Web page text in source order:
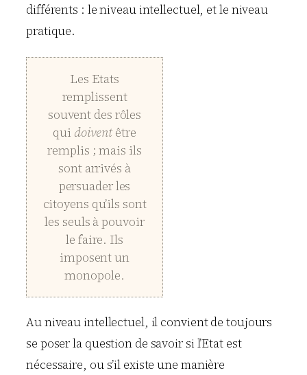
différents : le niveau intellectuel, et le niveau
pratique.
Les Etats
remplissent
souvent des rôles
qui doiventêtre
remplis ; mais ils
sont arrivés à
persuader les
citoyens qu’ils sont
les seuls à pouvoir
le faire. Ils
imposent un
monopole.
Au niveau intellectuel, il convient de toujours
se poser la question de savoir si l’Etat est
nécessaire, ou s’il existe une manière